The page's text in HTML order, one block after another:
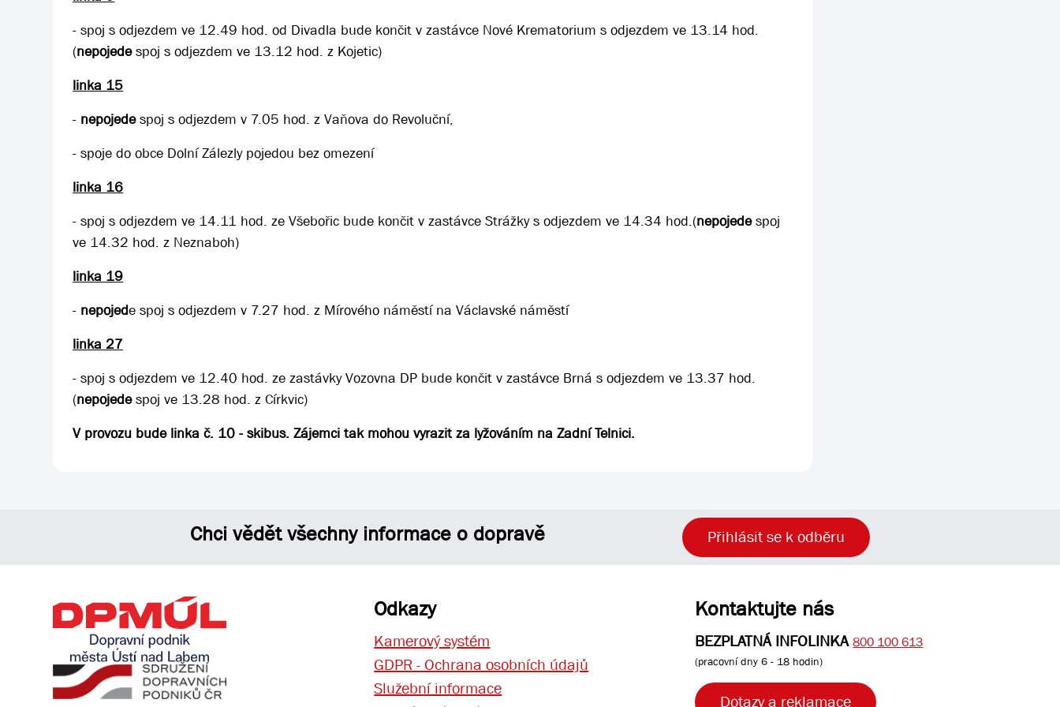
- spoj s odjezdem ve 12.49 hod. od Divadla bude končit v zastávce Nové Krematorium s odjezdem ve 13.14 hod.
(nepojedespoj s odjezdem ve 13.12 hod. z Kojetic)
linka 15
- nepojedespoj s odjezdem v 7.05 hod. z Vaňova do Revoluční,
- spoje do obce Dolní Zálezly pojedou bez omezení
linka 16
- spoj s odjezdem ve 14.11 hod. ze Všebořic bude končit v zastávce Strážky s odjezdem ve 14.34 hod.(nepojedespoj
ve 14.32 hod. z Neznaboh)
linka 19
- nepojede spoj s odjezdem v 7.27 hod. z Mírového náměstí na Václavské náměstí
linka 27
- spoj s odjezdem ve 12.40 hod. ze zastávky Vozovna DP bude končit v zastávce Brná s odjezdem ve 13.37 hod.
(nepojedespoj ve 13.28 hod. z Církvic)
V provozu bude linka č. 10 - skibus. Zájemci tak mohou vyrazit za lyžováním na Zadní Telnici.
Chci vědět všechny informace o dopravě Přihlásit se k odběru
Odkazy
Kamerový systém
GDPR - Ochrana osobních údajů
Služební informace
Kontaktujte nás
BEZPLATNÁ INFOLINKA 800 100 613
(pracovní dny 6 - 18 hodin)
Dotazy a reklamace